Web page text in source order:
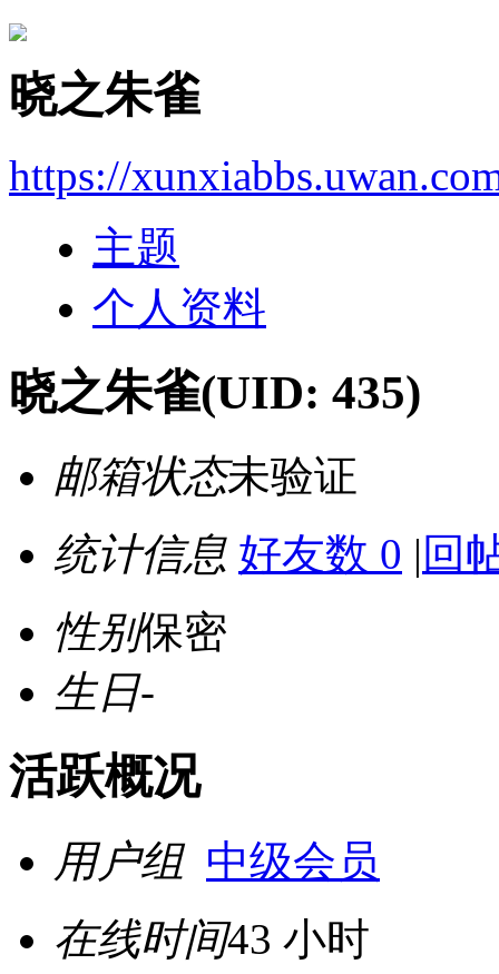
晓之朱雀
https://
主题
个人资料
晓之朱雀(UID: 435)
邮箱状态未验证
统计信息 好友数 0 | 回
性别保密
生日-
活跃概况
用户组 中级会员
在线时间43 小时